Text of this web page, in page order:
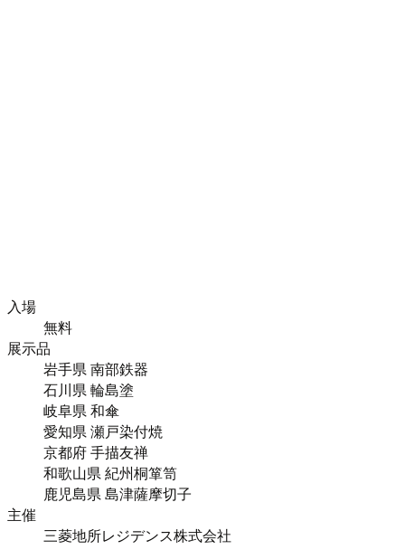
入場
無料
展示品
岩手県 南部鉄器
石川県 輪島塗
岐阜県 和傘
愛知県 瀬戸染付焼
京都府 手描友禅
和歌山県 紀州桐箪笥
鹿児島県 島津薩摩切子
主催
三菱地所レジデンス株式会社